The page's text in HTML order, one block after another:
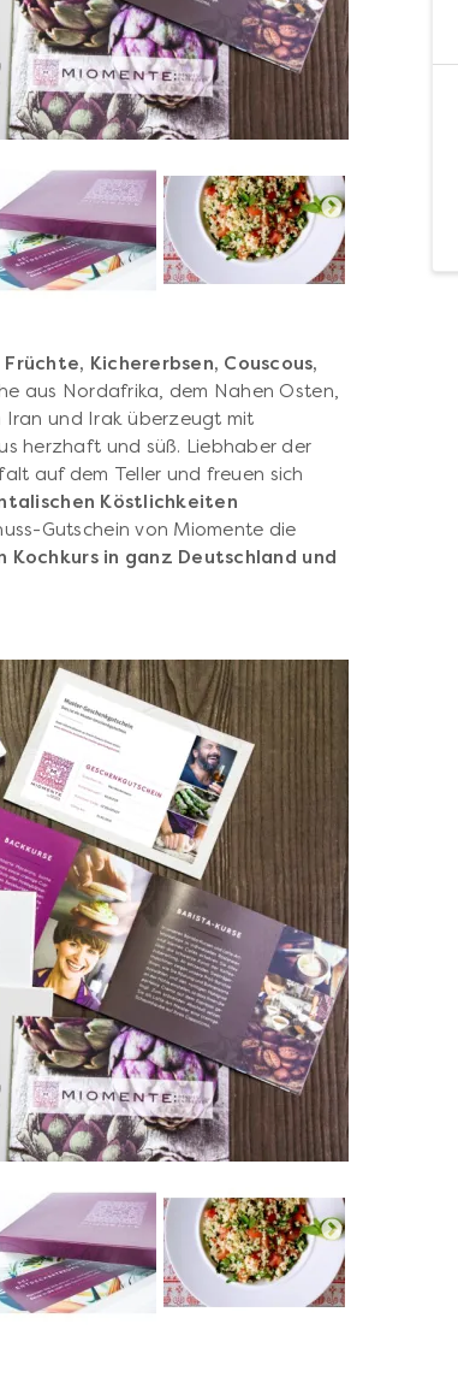
Kichererbsen, Couscous,
aus Nordafrika, dem Nahen Osten,
Iran und Irak überzeugt mit
herzhaft und süß. Liebhaber der
auf dem Teller und freuen sich
Köstlichkeiten
Gutschein von Miomente die
in ganz Deutschland und